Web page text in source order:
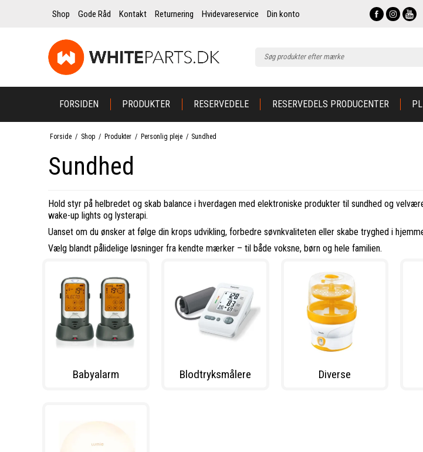
Shop Gode Råd Kontakt Returnering Hvidevareservice Din konto
FORSIDEN PRODUKTER RESERVEDELE RESERVEDELS PRODUCENTER
Forside / Shop / Produkter / Personlig pleje / Sundhed
Sundhed
Hold styr på helbredet og skab balance i hverdagen med elektroniske produkter til sundhed og
wake-up lights og lysterapi.
Uanset om du ønsker at følge din krops udvikling, forbedre søvnkvaliteten eller skabe tryghed i
Vælg blandt pålidelige løsninger fra kendte mærker – til både voksne, børn og hele familien.
Babyalarm Blodtryksmålere Diverse